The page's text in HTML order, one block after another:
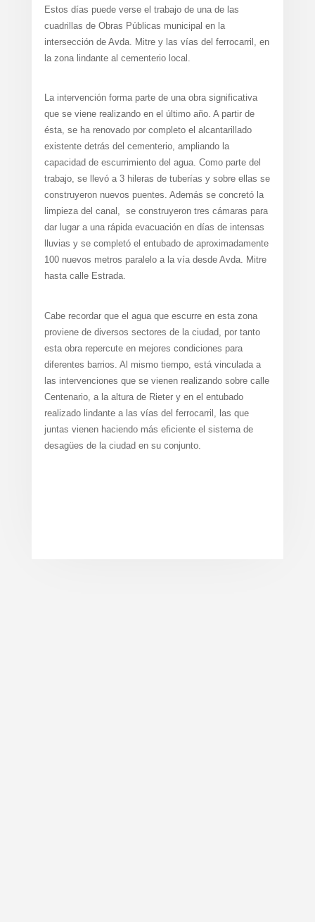
Estos días puede verse el trabajo de una de las
cuadrillas de Obras Públicas municipal en la
intersección de Avda. Mitre y las vías del ferrocarril, en
la zona lindante al cementerio local.
La intervención forma parte de una obra significativa
que se viene realizando en el último año. A partir de
ésta, se ha renovado por completo el alcantarillado
existente detrás del cementerio, ampliando la
capacidad de escurrimiento del agua. Como parte del
trabajo, se llevó a 3 hileras de tuberías y sobre ellas se
construyeron nuevos puentes. Además se concretó la
limpieza del canal, se construyeron tres cámaras para
dar lugar a una rápida evacuación en días de intensas
lluvias y se completó el entubado de aproximadamente
100 nuevos metros paralelo a la vía desde Avda. Mitre
hasta calle Estrada.
Cabe recordar que el agua que escurre en esta zona
proviene de diversos sectores de la ciudad, por tanto
esta obra repercute en mejores condiciones para
diferentes barrios. Al mismo tiempo, está vinculada a
las intervenciones que se vienen realizando sobre calle
Centenario, a la altura de Rieter y en el entubado
realizado lindante a las vías del ferrocarril, las que
juntas vienen haciendo más eficiente el sistema de
desagües de la ciudad en su conjunto.